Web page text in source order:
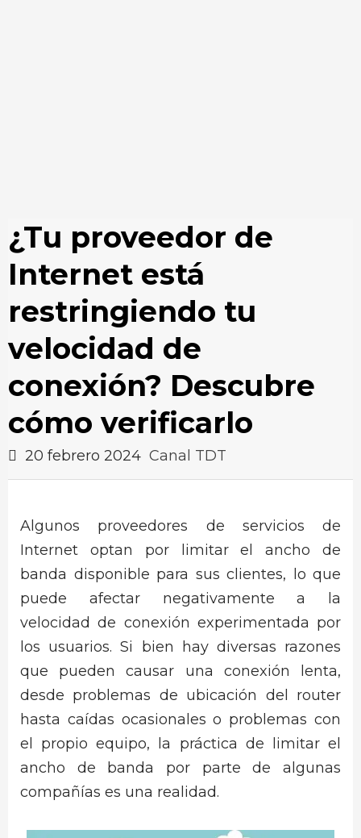
¿Tu proveedor de
Internet está
restringiendo tu
velocidad de
conexión? Descubre
cómo verificarlo
20 febrero 2024 Canal TDT
Algunos proveedores de servicios de
Internet optan por limitar el ancho de
banda disponible para sus clientes, lo que
puede afectar negativamente a la
velocidad de conexión experimentada por
los usuarios. Si bien hay diversas razones
que pueden causar una conexión lenta,
desde problemas de ubicación del router
hasta caídas ocasionales o problemas con
el propio equipo, la práctica de limitar el
ancho de banda por parte de algunas
compañías es una realidad.